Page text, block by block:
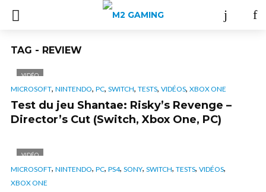
TAG - REVIEW
VIDÉO
MICROSOFT, NINTENDO, PC, SWITCH, TESTS, VIDÉOS, XBOX ONE
Test du jeu Shantae: Risky’s Revenge –
Director’s Cut (Switch, Xbox One, PC)
VIDÉO
MICROSOFT, NINTENDO, PC, PS4, SONY, SWITCH, TESTS, VIDÉOS,
XBOX ONE